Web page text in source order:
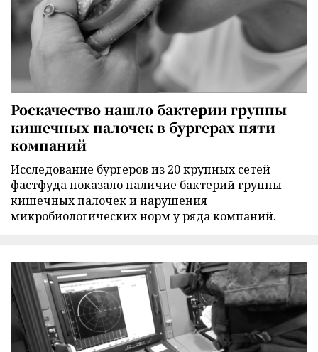
Роскачество нашло бактерии группы
кишечных палочек в бургерах пяти
компаний
Исследование бургеров из 20 крупных сетей
фастфуда показало наличие бактерий группы
кишечных палочек и нарушения
микробиологических норм у ряда компаний.